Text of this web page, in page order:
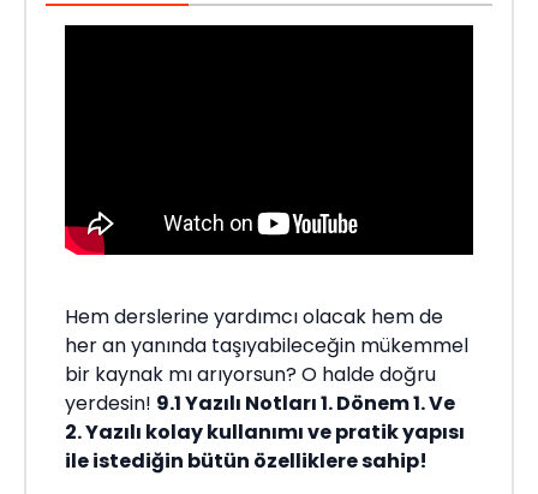
Hem derslerine yardımcı olacak hem de
her an yanında taşıyabileceğin mükemmel
bir kaynak mı arıyorsun? O halde doğru
yerdesin! 9.1 Yazılı Notları 1. Dönem 1. Ve
2. Yazılı kolay kullanımı ve pratik yapısı
ile istediğin bütün özelliklere sahip!